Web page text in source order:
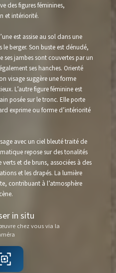
des figures féminines,
et intériorité.
est assise au sol dans une
berger. Son buste est dénudé,
jambes sont couvertes par un
ses hanches. Orienté
visage suggère une forme
L’autre figure féminine est
posée sur le tronc. Elle porte
exprime ou forme d’intériorité
avec un ciel bleuté traité de
repose sur des tonalités
et de bruns, associées à des
et les drapés. La lumière
contribuant à l’atmosphère
in situ
chez vous via la